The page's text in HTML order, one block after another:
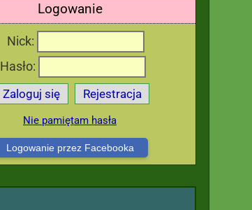
Logowanie
Nick:
Hasło:
Zaloguj się Rejestracja
Nie pamiętam hasła
Logowanie przez Facebooka